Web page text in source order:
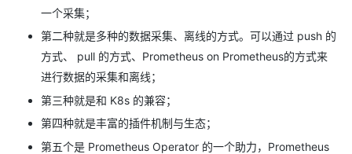
一个采集；
第二种就是多种的数据采集、离线的方式。可以通过 push 的
方式、 pull 的方式、Prometheus on Prometheus的方式来
进行数据的采集和离线；
第三种就是和 K8s 的兼容；
第四种就是丰富的插件机制与生态；
第五个是 Prometheus Operator 的一个助力，Prometheus